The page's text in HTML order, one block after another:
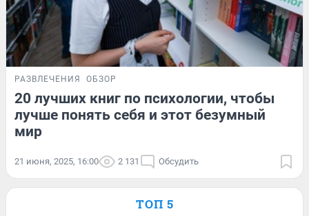
РАЗВЛЕЧЕНИЯ ОБЗОР
20 лучших книг по психологии, чтобы
лучше понять себя и этот безумный
мир
21 июня, 2025, 16:00 2 131 Обсудить
ТОП 5